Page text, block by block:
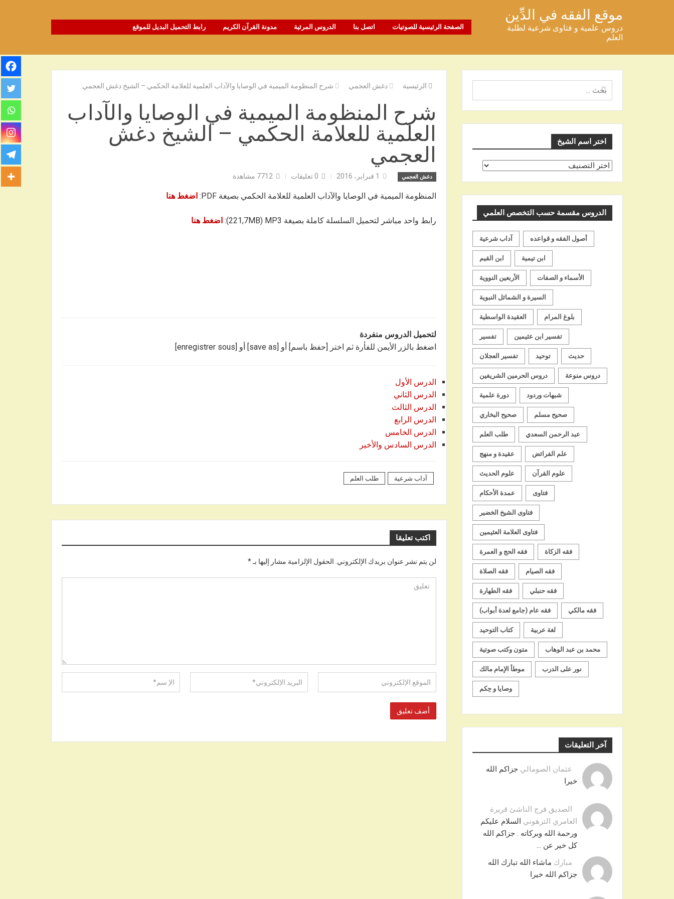
موقع الفقه في الدِّين
دروس علمية و فتاوى شرعية لطلبة
العلم
الصفحة الرئيسية للصوتيات اتصل بنا الدروس المرئية مدونة القرآن الكريم رابط التحميل البديل للموقع
الرئيسية دغش العجمي شرح المنظومة الميمية في الوصايا والآداب العلمية للعلامة الحكمي – الشيخ دغش العجمي
شرح المنظومة الميمية في الوصايا والآداب
العلمية للعلامة الحكمي – الشيخ دغش
العجمي
دغش العجمي 1 فبراير، 2016 0تعليقات 7712 مشاهدة
المنظومة الميمية في الوصايا والآداب العلمية للعلامة الحكمي بصيغة PDF: اضغط هنا
رابط واحد مباشر لتحميل السلسلة كاملة بصيغة 221,7MB) MP3): اضغط هنا
لتحميل الدروس منفردة
اضغط بالزر الأيمن للفأرة ثم اختر [حفظ باسم] أو [save as] أو [enregistrer sous]
الدرس الأول
الدرس الثاني
الدرس الثالث
الدرس الرابع
الدرس الخامس
الدرس السادس والأخير
آداب شرعية طلب العلم
اكتب تعليقا
لن يتم نشر عنوان بريدك الإلكتروني. الحقول الإلزامية مشار إليها بـ*
البحث
عن
اختر اسم الشيخ
اختر
الدروس مقسمة حسب التخصص العلمي
آداب شرعية أصول الفقه و قواعده
ابن القيم ابن تيمية
الأربعين النووية الأسماء و الصفات
السيرة و الشمائل النبوية
العقيدة الواسطية بلوغ المرام
تفسير تفسير ابن عثيمين
تفسير العجلان توحيد حديث
دروس الحرمين الشريفين دروس منوعة
دورة علمية شبهات وردود
صحيح البخاري صحيح مسلم
طلب العلم عبد الرحمن السعدي
عقيدة و منهج علم الفرائض
علوم الحديث علوم القرآن
عمدة الأحكام فتاوى
فتاوى الشيخ الخضير
فتاوى العلامة العثيمين
فقه الحج و العمرة فقه الزكاة
فقه الصلاة فقه الصيام
فقه الطهارة فقه حنبلي
فقه عام (جامع لعدة أبواب) فقه مالكي
كتاب التوحيد لغة عربية
متون وكتب صوتية محمد بن عبد الوهاب
موطأ الإمام مالك نور على الدرب
وصايا و حِكم
آخر التعليقات
عثمان الصومالي جزاكم الله
خيرا
الصديق فرج الناشئ قريرة
العامري الترهوني السلام عليكم
ورحمة الله وبركاته . جزاكم الله
كل خير عن …
مبارك ماشاء الله تبارك الله
جزاكم الله خيرا